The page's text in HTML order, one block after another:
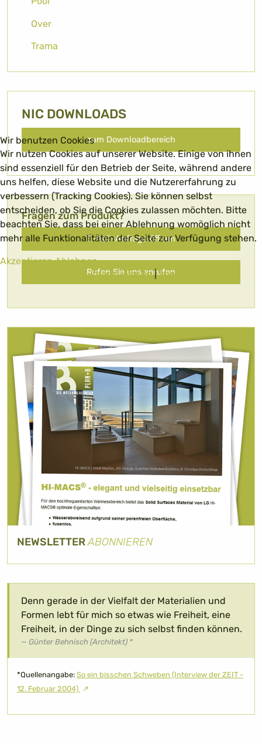
Over
Trama
NIC DOWNLOADS
zum Downloadbereich
Fragen zum Produkt?
E-Mail-Anfrage öffnen
Rufen Sie uns anrufen
NEWSLETTERABONNIEREN
Denn gerade in der Vielfalt der Materialien und
Formen lebt für mich so etwas wie Freiheit, eine
Freiheit, in der Dinge zu sich selbst finden können.
Günter Behnisch (Architekt) *
*Quellenangabe: So ein bisschen Schweben (Interview der ZEIT -
12. Februar 2004)
Wir benutzen Cookies
Wir nutzen Cookies auf unserer Website. Einige von ihnen
sind essenziell für den Betrieb der Seite, während andere
uns helfen, diese Website und die Nutzererfahrung zu
verbessern (Tracking Cookies). Sie können selbst
entscheiden, ob Sie die Cookies zulassen möchten. Bitte
beachten Sie, dass bei einer Ablehnung womöglich nicht
mehr alle Funktionalitäten der Seite zur Verfügung stehen.
Akzeptieren Ablehnen
Weitere Informationen|Impressum